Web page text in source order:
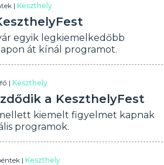
|Keszthely
egyik legkiemelkedőbb
át kínál programot.
|Keszthely
a KeszthelyFest
kiemelt figyelmet kapnak
programok.
|Keszthely